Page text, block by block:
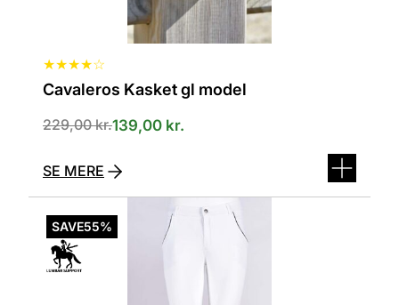
★★★★☆
Cavaleros Kasket gl model
229,00kr.
Den
var:
139,00 kr.
Den
er:
SE MERE
SAVE55%
vare
har
flere
varianter.